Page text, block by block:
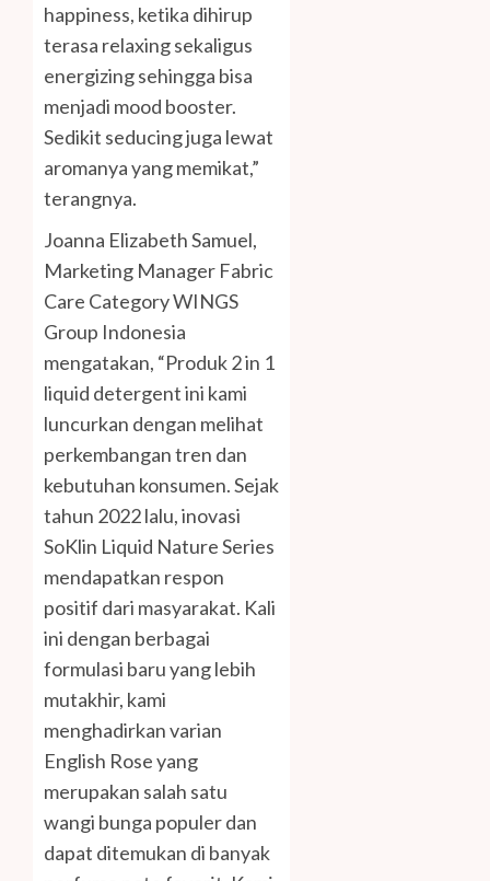
happiness, ketika dihirup
terasa relaxing sekaligus
energizing sehingga bisa
menjadi mood booster.
Sedikit seducing juga lewat
aromanya yang memikat,”
terangnya.
Joanna Elizabeth Samuel,
Marketing Manager Fabric
Care Category WINGS
Group Indonesia
mengatakan, “Produk 2 in 1
liquid detergent ini kami
luncurkan dengan melihat
perkembangan tren dan
kebutuhan konsumen. Sejak
tahun 2022 lalu, inovasi
SoKlin Liquid Nature Series
mendapatkan respon
positif dari masyarakat. Kali
ini dengan berbagai
formulasi baru yang lebih
mutakhir, kami
menghadirkan varian
English Rose yang
merupakan salah satu
wangi bunga populer dan
dapat ditemukan di banyak